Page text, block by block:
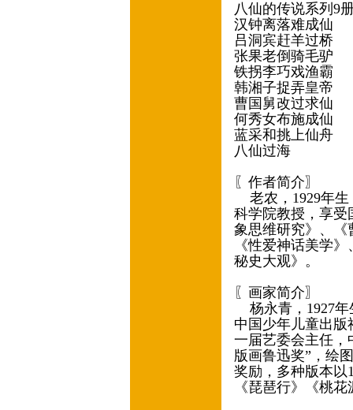
八仙的传说系列9
汉钟离落难成仙
吕洞宾赶羊过桥
张果老倒骑毛驴
铁拐李巧戏渔霸
韩湘子捉弄皇帝
曹国舅改过求仙
何秀女布施成仙
蓝采和挑上仙舟
八仙过海
〖作者简介〗
老农，1929年生
科学院教授，享受
象思维研究》、《
《性爱神话美学
秘史大观》。
〖画家简介〗
杨永青，1927年
中国少年儿童出
一届艺委会主任，
版画鲁迅奖”，绘
奖励，多种版本以
《琵琶行》《桃